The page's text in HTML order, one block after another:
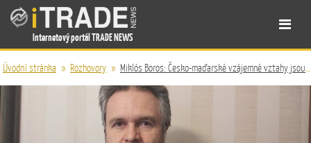
Internetový portál TRADE NEWS
Úvodní stránka » Rozhovory » Miklós Boros: Česko-maďarské vzájemné vztahy jsou velmi intenzivní